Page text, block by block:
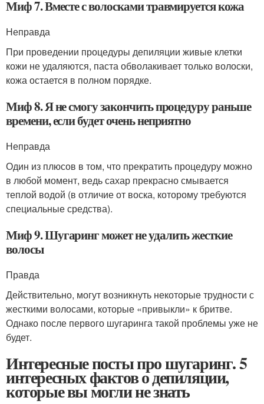
Миф 7. Вместе с волосками травмируется кожа
Неправда
При проведении процедуры депиляции живые клетки
кожи не удаляются, паста обволакивает только волоски,
кожа остается в полном порядке.
Миф 8. Я не смогу закончить процедуру раньше
времени, если будет очень неприятно
Неправда
Один из плюсов в том, что прекратить процедуру можно
в любой момент, ведь сахар прекрасно смывается
теплой водой (в отличие от воска, которому требуются
специальные средства).
Миф 9. Шугаринг может не удалить жесткие
волосы
Правда
Действительно, могут возникнуть некоторые трудности с
жесткими волосами, которые «привыкли» к бритве.
Однако после первого шугаринга такой проблемы уже не
будет.
Интересные посты про шугаринг. 5
интересных фактов о депиляции,
которые вы могли не знать